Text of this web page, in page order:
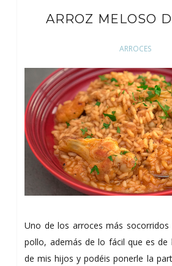
ARROZ MELOSO
ARROCES
Uno de los arroces más
pollo, además de lo fácil que es
de mis hijos y podéis ponerle la